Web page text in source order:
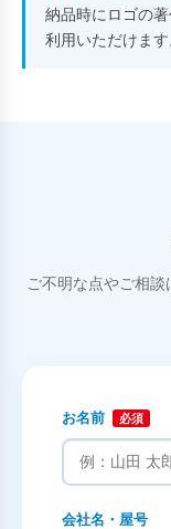
納品時にロゴの
利用いただけます
ご不明な点やご相
お名前 必須
会社名・屋号